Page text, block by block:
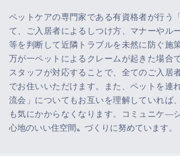
ペットケアの専門家である有資格者が行う
て、ご入居者によるしつけ方、マナーやル
等を判断して近隣トラブルを未然に防ぐ施
万が一ペットによるクレームが起きた場合
スタッフが対応することで、全てのご入居
でお住いいただけます。また、ペットを連
流会」についてもお互いを理解していれば
も気にかからなくなります。コミュニケ―
心地のいい住空間〟づくりに努めています。